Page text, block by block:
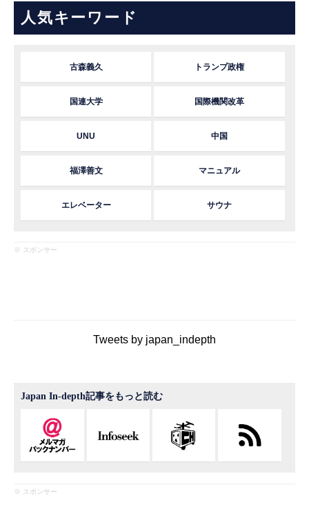
人気キーワード
古森義久 トランプ政権
国連大学 国際機関改革
UNU 中国
福澤善文 マニュアル
エレベーター サウナ
※ スポンサー
Tweets by japan_indepth
Japan In-depth記事をもっと読む
※ スポンサー